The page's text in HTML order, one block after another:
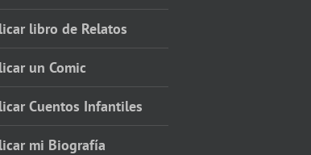
libro de Relatos
un Comic
Cuentos Infantiles
mi Biografía